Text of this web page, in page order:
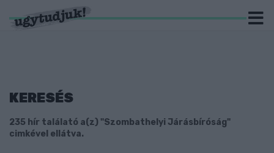
KERESÉS
235 hír találató a(z) "Szombathelyi Járásbíróság"
cimkével ellátva.